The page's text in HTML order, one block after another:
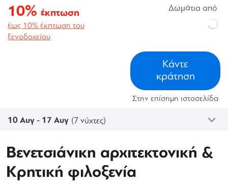
10% έκπτωση
έως 10% έκπτωση του
ξενοδοχείου
Δωμάτια από
Κάντε
κράτηση
Στην επίσημη ιστοσελίδα
10 Αυγ - 17 Αυγ (7 νύχτες)
Βενετσιάνικη αρχιτεκτονική &
Κρητική φιλοξενία